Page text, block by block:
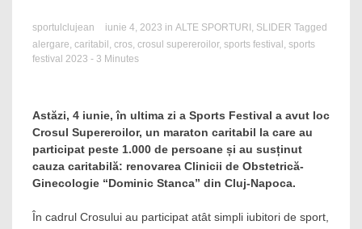
sportulclujean iunie 4, 2023 in ALTE SPORTURI , SLIDER Tagged
alergare, caritabil , cros, crosul supereroilor, sports festival , sports
festival 2023 - 3 Minutes
Astăzi, 4 iunie, în ultima zi a Sports Festival a avut loc
Crosul Supereroilor, un maraton caritabil la care au
participat peste 1.000 de persoane și au susținut
cauza caritabilă: renovarea Clinicii de Obstetrică-
Ginecologie “Dominic Stanca” din Cluj-Napoca.
În cadrul Crosului au participat atât simpli iubitori de sport,